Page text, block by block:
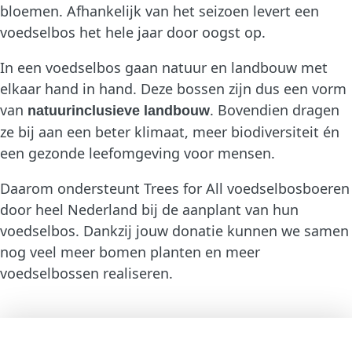
bloemen. Afhankelijk van het seizoen levert een
voedselbos het hele jaar door oogst op.
In een voedselbos gaan natuur en landbouw met
elkaar hand in hand. Deze bossen zijn dus een vorm
van natuurinclusieve landbouw. Bovendien dragen
ze bij aan een beter klimaat, meer biodiversiteit én
een gezonde leefomgeving voor mensen.
Daarom ondersteunt Trees for All voedselbosboeren
door heel Nederland bij de aanplant van hun
voedselbos. Dankzij jouw donatie kunnen we samen
nog veel meer bomen planten en meer
voedselbossen realiseren.